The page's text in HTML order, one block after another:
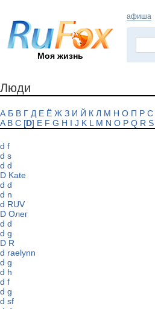
Моя жизнь
афиша
Люди
А Б В Г Д Е Ё Ж З И Й К Л М Н О П Р С
A B C [D] E F G H I J K L M N O P Q R S
d f
d s
d d
D Kate
d d
d n
d RUV
D Олег
d d
d g
D R
d raelynn
d g
d h
d f
d g
d sf